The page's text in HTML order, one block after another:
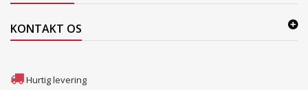
KONTAKT OS
Hurtig levering